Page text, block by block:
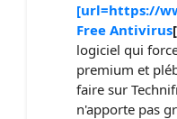
[url=https://
Free Antivirus
logiciel qui
premium et
faire sur
n'apporte pas